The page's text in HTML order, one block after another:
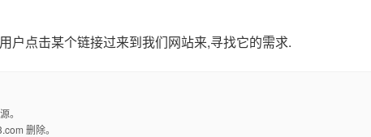
户点击某个链接过来到我们网站来,寻找它的需求.
。
删除。